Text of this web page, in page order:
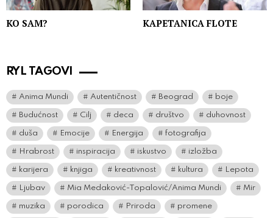
KO SAM? KAPETANICA FLOTE
RYL TAGOVI
Anima Mundi Autentičnost Beograd boje
Budućnost Cilj deca društvo duhovnost
duša Emocije Energija fotografija
Hrabrost inspiracija iskustvo izložba
karijera knjiga kreativnost kultura Lepota
Ljubav Mia Medaković-Topalović/Anima Mundi Mir
muzika porodica Priroda promene